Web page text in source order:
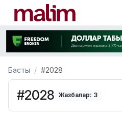
Басты #2028
#2028 Жазбалар: 3